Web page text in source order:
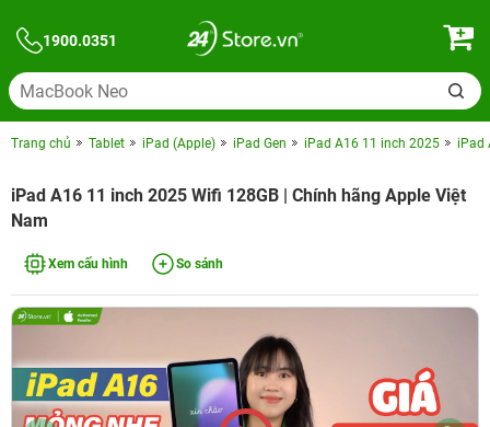
1900.0351
Trang chủ Tablet iPad (Apple) iPad Gen iPad A16 11 inch 2025 iPad
iPad A16 11 inch 2025 Wifi 128GB | Chính hãng Apple Việt
Nam
Xem cấu hình So sánh